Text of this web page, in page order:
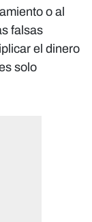
o al
falsas
el dinero
solo